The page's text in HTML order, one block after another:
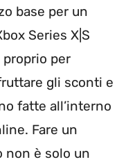
base per un
Series X|S
per
gli sconti e
fatte all’interno
Fare un
non è solo un